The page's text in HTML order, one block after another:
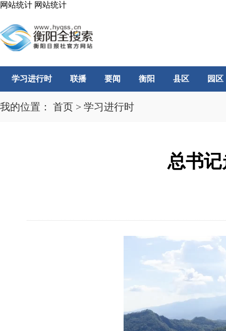
网站统计 网站统计
学习进行时 联播 要闻 衡阳 县区 园区
我的位置： 首页 > 学习进行时
总书